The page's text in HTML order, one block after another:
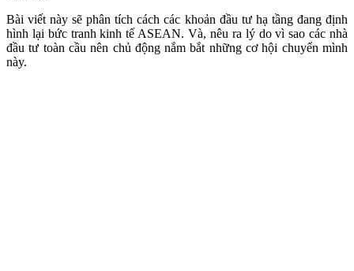
Bài viết này sẽ phân tích cách các khoản đầu tư hạ tầng đang định
hình lại bức tranh kinh tế ASEAN. Và, nêu ra lý do vì sao các nhà
đầu tư toàn cầu nên chủ động nắm bắt những cơ hội chuyển mình
này.